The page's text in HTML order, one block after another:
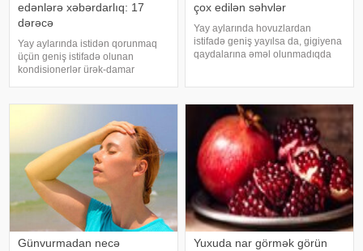
edənlərə xəbərdarlıq: 17
dərəcə
Yay aylarında istidən qorunmaq
üçün geniş istifadə olunan
kondisionerlər ürək-damar
tərli halda qəfil çox soyuq otağ
çox edilən səhvlər
Yay aylarında hovuzlardan
istifadə geniş yayılsa da, gigiyena
qaydalarına əməl olunmadıqda
sonra duş qəbul etmək, hovuz
kənarınd
Günvurmadan necə
Yuxuda nar görmək görün